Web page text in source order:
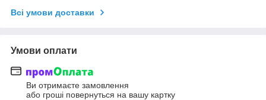
Всі умови доставки
Умови оплати
Ви отримаєте замовлення
або гроші повернуться на вашу картку